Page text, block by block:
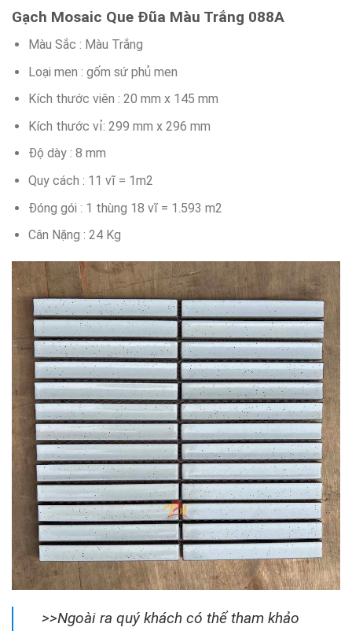
Gạch Mosaic Que Đũa Màu Trắng 088A
Màu Sắc : Màu Trắng
Loại men : gốm sứ phủ men
Kích thước viên : 20 mm x 145 mm
Kích thước vỉ: 299 mm x 296 mm
Độ dày : 8 mm
Quy cách : 11 vĩ = 1m2
Đóng gói : 1 thùng 18 vĩ = 1.593 m2
Cân Nặng : 24 Kg
>>Ngoài ra quý khách có thể tham khảo